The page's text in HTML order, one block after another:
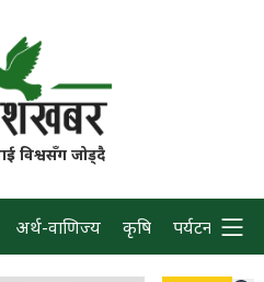
विश्वसँग जोड्दै
अर्थ-वाणिज्य कृषि पर्यटन प्रवास